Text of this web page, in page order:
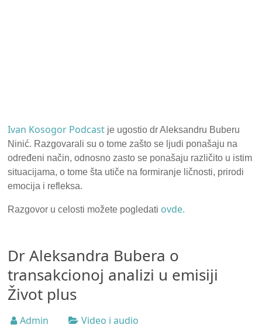
Ivan Kosogor Podcast je ugostio dr Aleksandru Buberu
Ninić. Razgovarali su o tome zašto se ljudi ponašaju na
određeni način, odnosno zasto se ponašaju različito u istim
situacijama, o tome šta utiče na formiranje ličnosti, prirodi
emocija i refleksa.
Razgovor u celosti možete pogledati ovde.
Dr Aleksandra Bubera o
transakcionoj analizi u emisiji
Život plus
Admin Video i audio